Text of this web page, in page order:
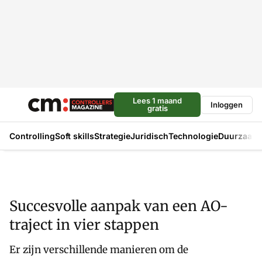
Lees 1 maand
gratis
Inloggen
ControllingSoft skillsStrategieJuridischTechnologie
Succesvolle aanpak van een AO-
traject in vier stappen
Er zijn verschillende manieren om de